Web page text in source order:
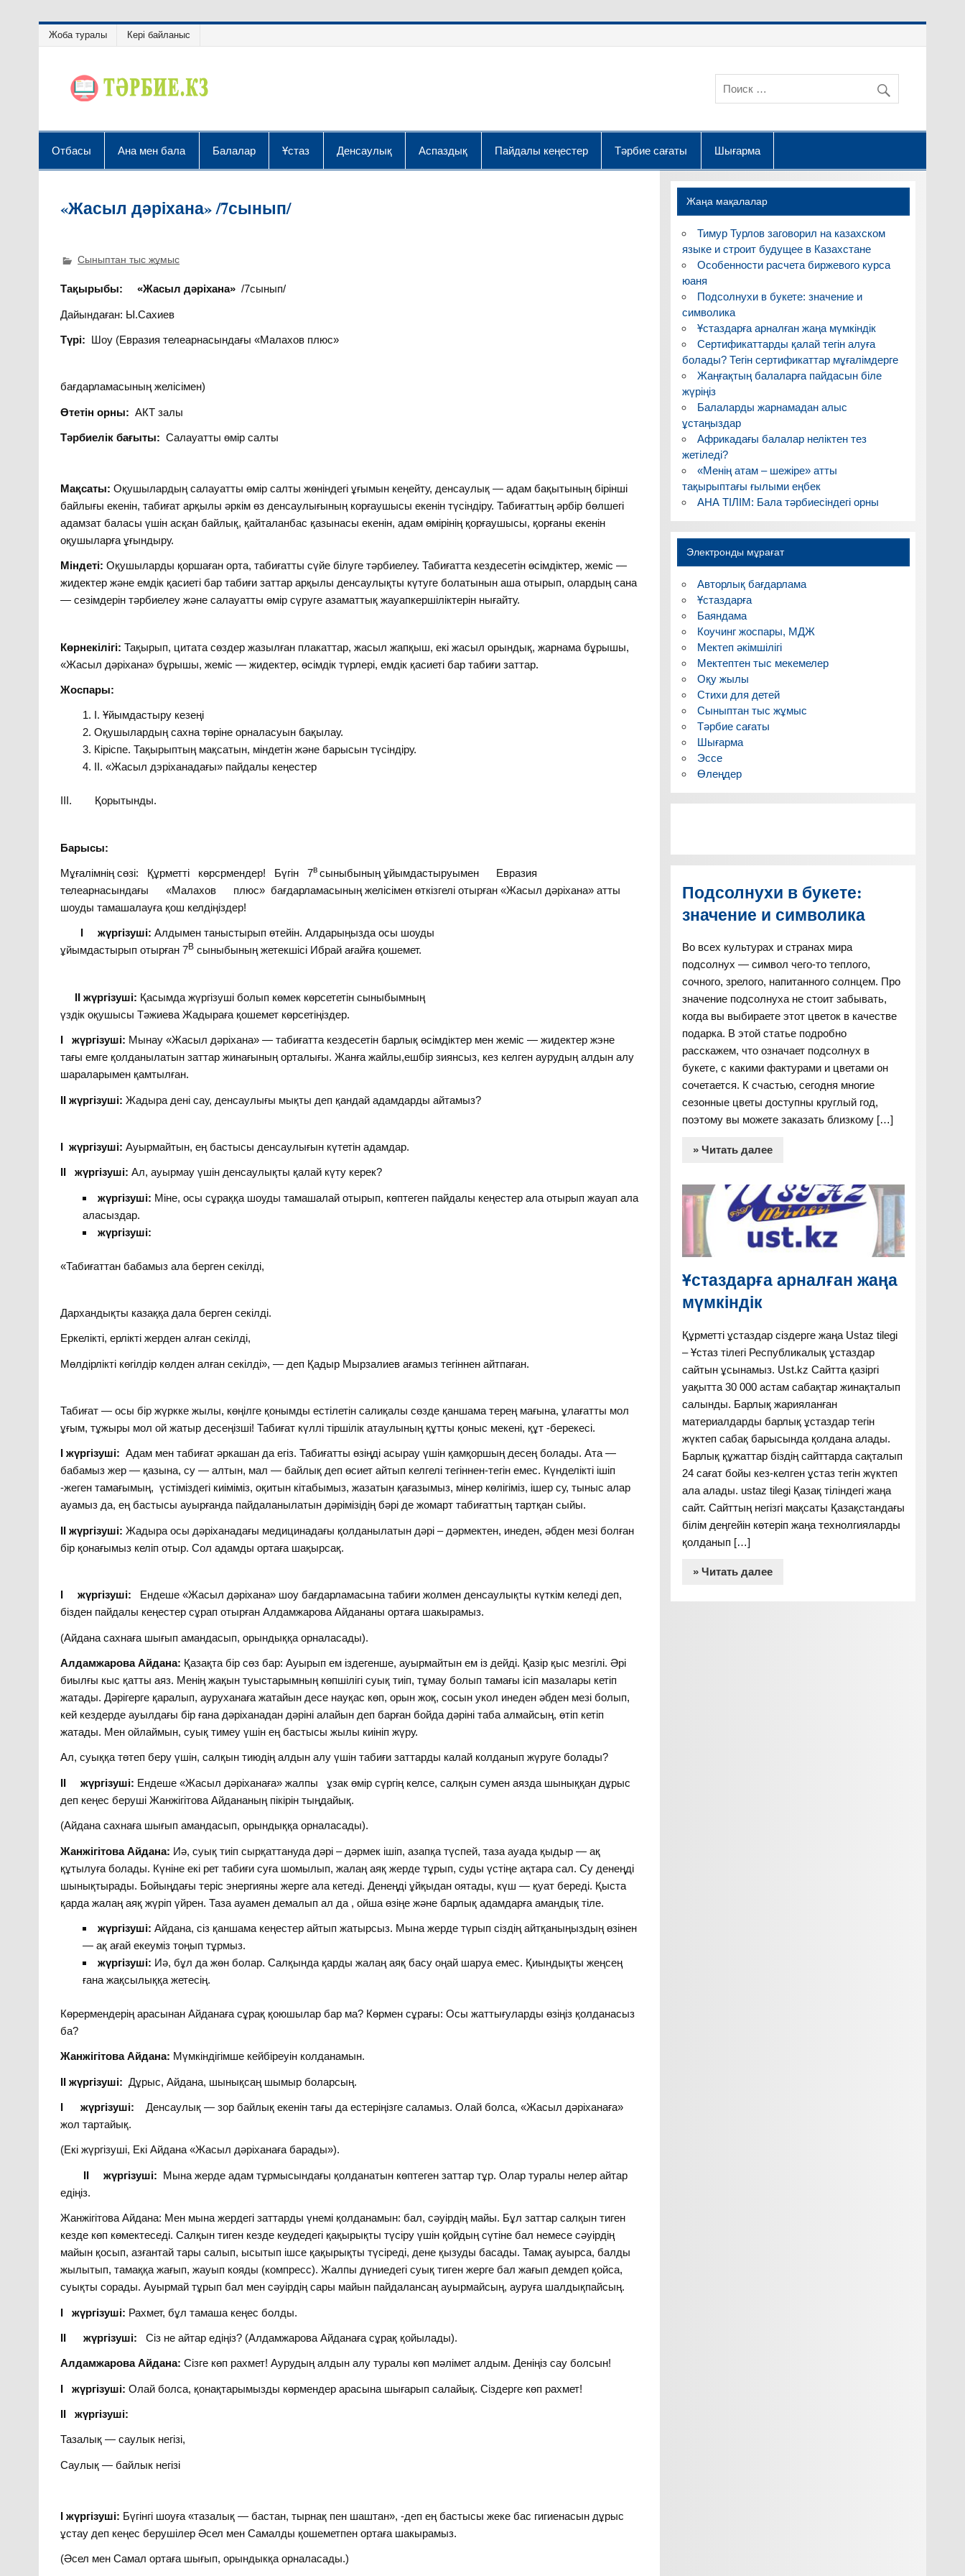
Жоба туралы Кері байланыс
Отбасы Ана мен бала Балалар Ұстаз Денсаулық Аспаздық Пайдалы кеңестер Тәрбие сағаты Шығарма
«Жасыл дәріхана» /7сынып/
Сыныптан тыс жұмыс
Тақырыбы:«Жасыл дәріхана» /7сынып/
Дайындаған: Ы.Сахиев
Түрі: Шоу (Евразия телеарнасындағы «Малахов плюс»
бағдарламасының желісімен)
Өтетін орны:АКТ залы
Тәрбиелік бағыты:Салауатты өмір салты
Мақсаты:Оқушылардың салауатты өмір салты жөніндегі ұғымын кеңейту, денсаулық — адам бақытының бірінші
байлығы екенін, табиғат арқылы әркім өз денсаулығының корғаушысы екенін түсіндіру. Табиғаттың әрбір бөлшегі
адамзат баласы үшін асқан байлық, қайталанбас қазынасы екенін, адам өмірінің қорғаушысы, қорғаны екенін
оқушыларға ұғындыру.
Міндеті:Оқушыларды қоршаған орта, табиғатты сүйе білуге тәрбиелеу. Табиғатта кездесетін өсімдіктер, жеміс —
жидектер және емдік қасиеті бар табиғи заттар арқылы денсаулықты күтуге болатынын аша отырып, олардың сана
— сезімдерін тәрбиелеу және салауатты өмір сүруге азаматтық жауапкершіліктерін нығайту.
Көрнекілігі:Тақырып, цитата сөздер жазылған плакаттар, жасыл жапқыш, екі жасыл орындық, жарнама бұрышы,
«Жасыл дәріхана» бұрышы, жеміс — жидектер, өсімдік түрлері, емдік қасиеті бар табиғи заттар.
Жоспары:
I. Ұйымдастыру кезеңі
Оқушылардың сахна төріне орналасуын бақылау.
Кіріспе. Тақырыптың мақсатын, міндетін және барысын түсіндіру.
II. «Жасыл дэріханадағы» пайдалы кеңестер
III. Қорытынды.
Барысы:
Мұғалімнің сөзі: Құрметті көрсрмендер! Бүгін 7в сыныбының ұйымдастыруымен Евразия
телеарнасындағы «Малахов плюс» бағдарламасының желісімен өткізгелі отырған «Жасыл дәріхана» атты
шоуды тамашалауға қош келдіңіздер!
I жүргізуші: Алдымен таныстырып өтейін. Алдарыңызда осы шоуды
ұйымдастырып отырған 7В сыныбының жетекшісі Ибрай ағайға қошемет.
II жүргізуші: Қасымда жүргізуші болып көмек көрсететін сыныбымның
үздік оқушысы Тәжиева Жадыраға қошемет көрсетіңіздер.
I жүргізуші: Мынау «Жасыл дәріхана» — табиғатта кездесетін барлық өсімдіктер мен жеміс — жидектер жэне
тағы емге қолданылатын заттар жинағының орталығы. Жанға жайлы,ешбір зиянсыз, кез келген аурудың алдын алу
шараларымен қамтылған.
II жүргізуші: Жадыра дені сау, денсаулығы мықты деп қандай адамдарды айтамыз?
I жүргізуші: Ауырмайтын, ең бастысы денсаулығын күтетін адамдар.
II жүргізуші: Ал, ауырмау үшін денсаулықты қалай күту керек?
жүргізуші: Міне, осы сұраққа шоуды тамашалай отырып, көптеген пайдалы кеңестер ала отырып жауап ала
аласыздар.
жүргізуші:
«Табиғаттан бабамыз ала берген секілді,
Дархандықты казаққа дала берген секілді.
Еркелікті, ерлікті жерден алған секілді,
Мөлдірлікті көгілдір көлден алған секілді», — деп Қадыр Мырзалиев ағамыз тегіннен айтпаған.
Табиғат — осы бір жүркке жылы, көңілге қонымды естілетін салиқалы сөзде қаншама терең мағына, ұлағатты мол
ұғым, тұжыры мол ой жатыр десеңізші! Табиғат күллі тіршілік атаулының құтты қоныс мекені, құт -берекесі.
жүргізуші: Адам мен табиғат әркашан да егіз. Табиғатты өзіңді асырау үшін қамқоршың десең болады. Ата —
бабамыз жер — қазына, су — алтын, мал — байлық деп өсиет айтып келгелі тегіннен-тегін емес. Күнделікті ішіп
-жеген тамағымың, үстіміздегі киіміміз, оқитын кітабымыз, жазатын қағазымыз, мінер көлігіміз, ішер су, тыныс алар
ауамыз да, ең бастысы ауырғанда пайдаланылатын дәрімізідің бәрі де жомарт табиғаттың тартқан сыйы.
II жүргізуші: Жадыра осы дәріханадағы медицинадағы қолданылатын дәрі – дәрмектен, инеден, әбден мезі болған
бір қонағымыз келіп отыр. Сол адамды ортаға шақырсақ.
I жүргізуші: Ендеше «Жасыл дәріхана» шоу бағдарламасына табиғи жолмен денсаулықты күткім келеді деп,
бізден пайдалы кеңестер сұрап отырған Алдамжарова Айдананы ортаға шакырамыз.
(Айдана сахнаға шығып амандасып, орындыққа орналасады).
Алдамжарова Айдана: Қазақта бір сөз бар: Ауырып ем іздегенше, ауырмайтын ем із дейді. Қазір қыс мезгілі. Әрі
биылғы кыс қатты аяз. Менің жақын туыстарымның көпшілігі суық тиіп, тұмау болып тамағы ісіп мазалары кетіп
жатады. Дәрігерге қаралып, ауруханаға жатайын десе науқас көп, орын жоқ, сосын укол инеден әбден мезі болып,
кей кездерде ауылдағы бір ғана дәріханадан дәріні алайын деп барған бойда дәріні таба алмайсың, өтіп кетіп
жатады. Мен ойлаймын, суық тимеу үшін ең бастысы жылы киініп жүру.
Ал, суыққа төтеп беру үшін, салқын тиюдің алдын алу үшін табиғи заттарды калай колданып жүруге болады?
II жүргізуші: Ендеше «Жасыл дәріханаға» жалпы ұзак өмір сүргің келсе, салқын сумен аязда шыныққан дұрыс
деп кеңес беруші Жанжігітова Айдананың пікірін тыңдайық.
(Айдана сахнаға шығып амандасып, орындыққа орналасады).
Жанжігітова Айдана: Иә, суық тиіп сырқаттануда дәрі – дәрмек ішіп, азапқа түспей, таза ауада қыдыр — ақ
құтылуға болады. Күніне екі рет табиғи суға шомылып, жалаң аяқ жерде тұрып, суды үстіңе ақтара сал. Су денеңді
шынықтырады. Бойыңдағы теріс энергияны жерге ала кетеді. Денеңді ұйқыдан оятады, күш — қуат береді. Қыста
қарда жалаң аяқ жүріп үйрен. Таза ауамен демалып ал да , ойша өзіңе және барлық адамдарға амандық тіле.
жүргізуші: Айдана, сіз қаншама кеңестер айтып жатырсыз. Мына жерде түрып сіздің айтқаныңыздың өзінен
— ақ ағай екеуміз тоңып тұрмыз.
жүргізуші: Иә, бұл да жөн болар. Салқында қарды жалаң аяқ басу оңай шаруа емес. Қиындықты жеңсең
ғана жақсылыққа жетесің.
Көрермендерің арасынан Айданаға сұрақ қоюшылар бар ма? Көрмен сұрағы: Осы жаттығуларды өзіңіз қолданасыз
ба?
Жанжігітова Айдана: Мүмкіндігімше кейбіреуін колданамын.
II жүргізуші: Дұрыс, Айдана, шынықсаң шымыр боларсың.
I жүргізуші: Денсаулық — зор байлық екенін тағы да естеріңізге саламыз. Олай болса, «Жасыл дәріханаға»
жол тартайық.
(Екі жүргізуші, Екі Айдана «Жасыл дәріханаға барады»).
II жүргізуші: Мына жерде адам тұрмысындағы қолданатын көптеген заттар тұр. Олар туралы нелер айтар
едіңіз.
Жанжігітова Айдана: Мен мына жердегі заттарды үнемі қолданамын: бал, сәуірдің майы. Бұл заттар салқын тиген
кезде көп көмектеседі. Салқын тиген кезде кеудедегі қақырықты түсіру үшін қойдың сүтіне бал немесе сәуірдің
майын қосып, азғантай тары салып, ысытып ішсе қақырықты түсіреді, дене қызуды басады. Тамақ ауырса, балды
жылытып, тамаққа жағып, жауып кояды (компресс). Жалпы дүниедегі суық тиген жерге бал жағып демдеп қойса,
суықты сорады. Ауырмай тұрып бал мен сәуірдің сары майын пайдалансаң ауырмайсың, ауруға шалдықпайсың.
I жүргізуші: Рахмет, бұл тамаша кеңес болды.
II жүргізуші: Сіз не айтар едіңіз? (Алдамжарова Айданаға сұрақ қойылады).
Алдамжарова Айдана: Сізге көп рахмет! Аурудың алдын алу туралы көп мәлімет алдым. Деніңіз сау болсын!
I жүргізуші: Олай болса, қонақтарымызды көрмендер арасына шығарып салайық. Сіздерге көп рахмет!
II жүргізуші:
Тазалық — саулык негізі,
Саулық — байлык негізі
I жүргізуші: Бүгінгі шоуға «тазалық — бастан, тырнақ пен шаштан», -деп ең бастысы жеке бас гигиенасын дұрыс
ұстау деп кеңес берушілер Әсел мен Самалды қошеметпен ортаға шакырамыз.
(Әсел мен Самал ортаға шығып, орындыкқа орналасады.)
Жаңа мақалалар
Тимур Турлов заговорил на казахском
языке и строит будущее в Казахстане
Особенности расчета биржевого курса
юаня
Подсолнухи в букете: значение и
символика
Ұстаздарға арналған жаңа мүмкіндік
Сертификаттарды қалай тегін алуға
болады? Тегін сертификаттар мұғалімдерге
Жаңғақтың балаларға пайдасын біле
жүріңіз
Балаларды жарнамадан алыс
ұстаңыздар
Африкадағы балалар неліктен тез
жетіледі?
«Менің атам – шежіре» атты
тақырыптағы ғылыми еңбек
АНА ТІЛІМ: Бала тәрбиесіндегі орны
Электронды мұрағат
Авторлық бағдарлама
Ұстаздарға
Баяндама
Коучинг жоспары, МДЖ
Мектеп әкімшілігі
Мектептен тыс мекемелер
Оқу жылы
Стихи для детей
Сыныптан тыс жұмыс
Тәрбие сағаты
Шығарма
Эссе
Өлеңдер
Подсолнухи в букете:
значение и символика
Во всех культурах и странах мира
подсолнух — символ чего-то теплого,
сочного, зрелого, напитанного солнцем. Про
значение подсолнуха не стоит забывать,
когда вы выбираете этот цветок в качестве
подарка. В этой статье подробно
расскажем, что означает подсолнух в
букете, с какими фактурами и цветами он
сочетается. К счастью, сегодня многие
сезонные цветы доступны круглый год,
поэтому вы можете заказать близкому […]
» Читать далее
Ұстаздарға арналған жаңа
мүмкіндік
Құрметті ұстаздар сіздерге жаңа Ustaz tilegi
– Ұстаз тілегі Республикалық ұстаздар
сайтын ұсынамыз. Ust.kz Сайтта қазіргі
уақытта 30 000 астам сабақтар жинақталып
салынды. Барлық жарияланған
материалдарды барлық ұстаздар тегін
жүктеп сабақ барысында қолдана алады.
Барлық құжаттар біздің сайттарда сақталып
24 сағат бойы кез-келген ұстаз тегін жүктеп
ала алады. ustaz tilegi Қазақ тіліндегі жаңа
сайт. Сайттың негізгі мақсаты Қазақстандағы
білім деңгейін көтеріп жаңа технолгияларды
қолданып […]
» Читать далее